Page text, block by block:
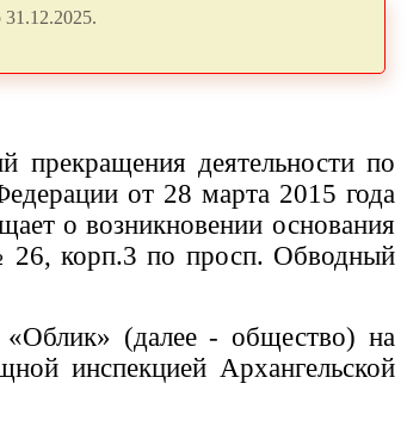
прекращения деятельности по
от 28 марта 2015 года
о возникновении основания
корп.3 по просп. Обводный
(далее - общество) на
инспекцией Архангельской